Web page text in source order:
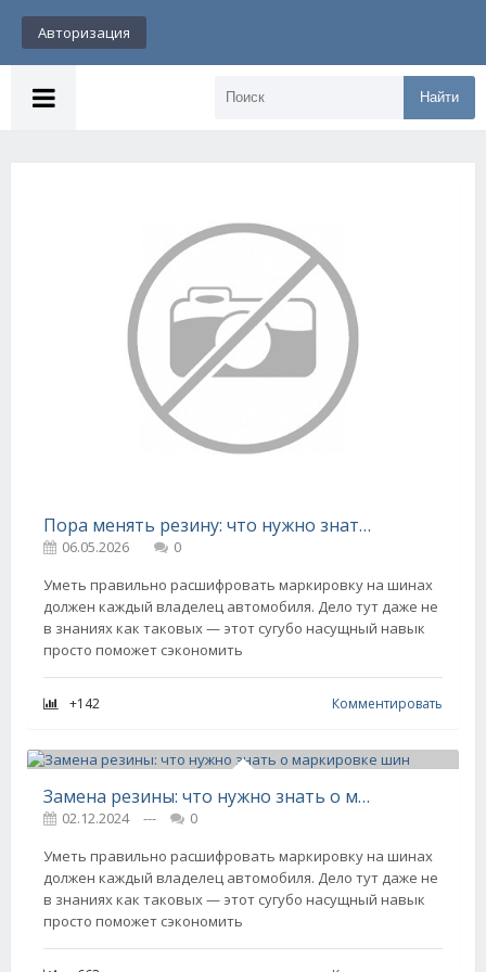
Авторизация
Найти
Пора менять резину: что нужно знать о маркировке шин
06.05.2026
0
Уметь правильно расшифровать маркировку на шинах
должен каждый владелец автомобиля. Дело тут даже не
в знаниях как таковых — этот сугубо насущный навык
просто поможет сэкономить
+142 Комментировать
Замена резины: что нужно знать о маркировке шин
02.12.2024 ---
0
Уметь правильно расшифровать маркировку на шинах
должен каждый владелец автомобиля. Дело тут даже не
в знаниях как таковых — этот сугубо насущный навык
просто поможет сэкономить